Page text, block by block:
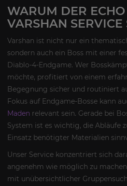
WARUM DER
VARSHAN SERVICE
Varshan ist nicht nur ein
sondern auch ein Boss mit einer
Diablo-4-Endgame. Wer
möchte, profitiert von einem
Begegnung sicher und routiniert
Fokus auf Endgame-Bosse kann
Maden relevant sein. Gerade bei
System ist es wichtig, die Abläufe
Einsatz benötigter Materialien
Unser Service konzentriert sich
angenehm wie möglich zu
mit unübersichtlicher